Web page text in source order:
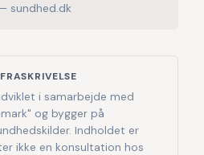
sundhed.dk
i samarbejde med
og bygger på
Indholdet er
ikke en konsultation hos